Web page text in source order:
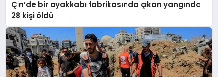
Çin’de bir ayakkabı fabrikasında çıkan yangında
28 kişi öldü